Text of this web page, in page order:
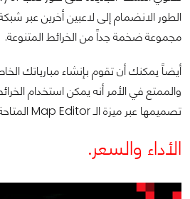
الطور الانضمام إلى لاعبين أخرين عبر
مجموعة ضخمة جداً من الخرائط المتنوعة.
أيضاً يمكنك أن تقوم بإنشاء مبارياتك
والممتع في الأمر أنه يمكن استخدام
تصميمها عبر ميزة الـ Map Editor المتاحة في هذه النسخة.
الأداء والسعر.